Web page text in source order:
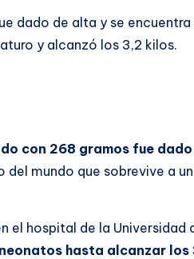
dado de alta y se encuentra
y alcanzó los 3,2 kilos.
con 268 gramos fue
del mundo que sobrevive a un
el hospital de la Universidad
hasta alcanzar los